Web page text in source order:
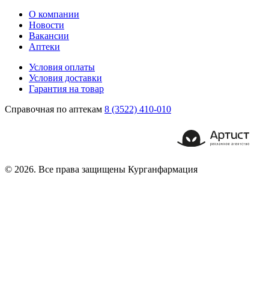
О компании
Новости
Вакансии
Аптеки
Условия оплаты
Условия доставки
Гарантия на товар
Справочная по аптекам 8 (3522) 410-010
© 2026. Все права защищены Курганфармация